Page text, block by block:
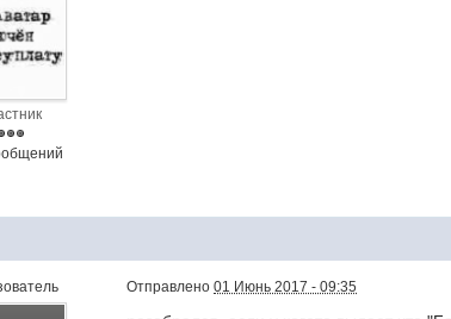
Отправлено01 Июнь 2017 - 09:35